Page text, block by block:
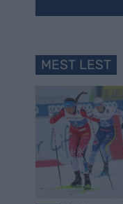
MEST LEST